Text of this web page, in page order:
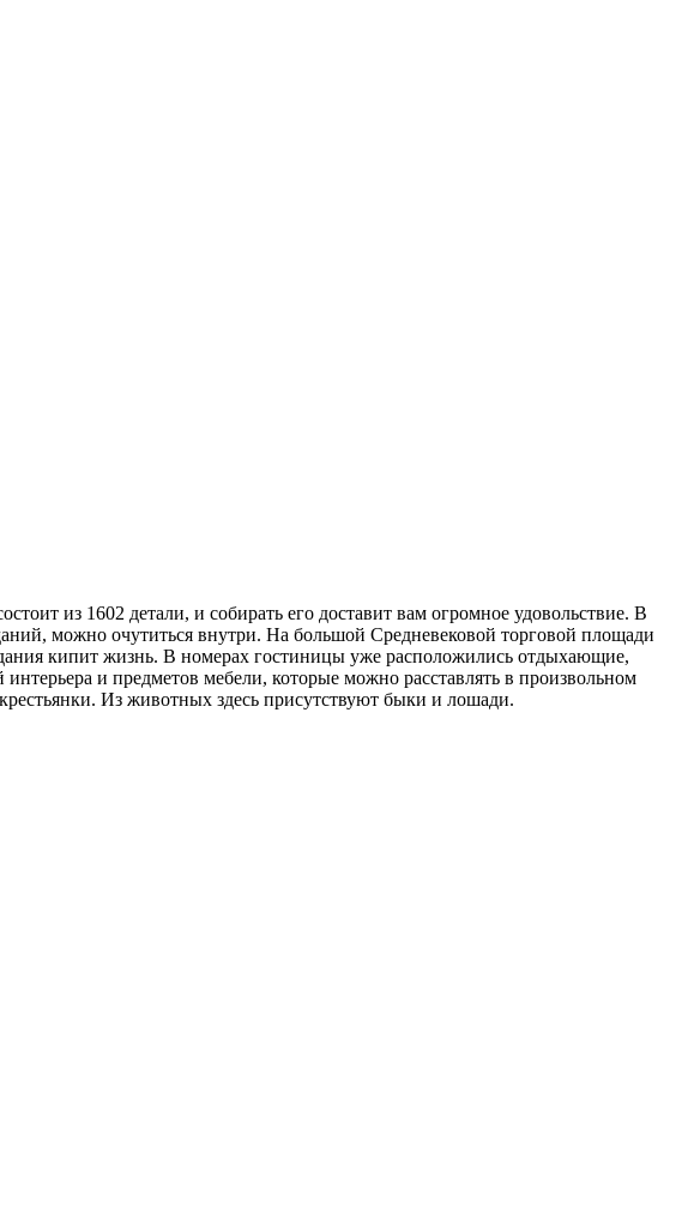
из 1602 детали, и собирать его доставит вам огромное удовольствие. В
можно очутиться внутри. На большой Средневековой торговой площади
кипит жизнь. В номерах гостиницы уже расположились отдыхающие,
и предметов мебели, которые можно расставлять в произвольном
Из животных здесь присутствуют быки и лошади.